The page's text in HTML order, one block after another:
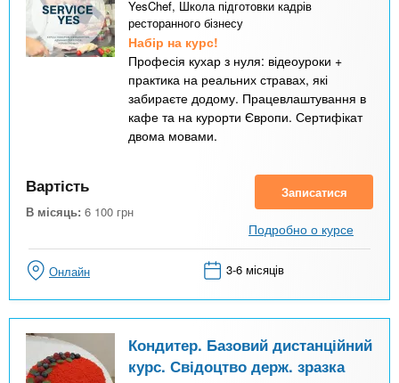
YesChef, Школа підготовки кадрів
ресторанного бізнесу
Набір на курс!
Професія кухар з нуля: відеоуроки +
практика на реальних стравах, які
забираєте додому. Працевлаштування в
кафе та на курорти Європи. Сертифікат
двома мовами.
Вартість
В місяць: 6 100 грн
Записатися
Подробно о курсе
Онлайн 3-6 місяців
Кондитер. Базовий дистанційний
курс. Свідоцтво держ. зразка